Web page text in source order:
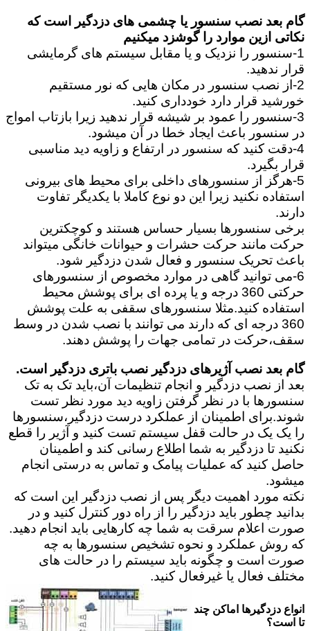
گام بعد نصب سنسور یا چشمی های دزدگیر است که
نکاتی ازین موارد را گوشزد میکنیم
1-سنسور را نزدیک و یا مقابل سیستم های گرمایشی
قرار ندهید.
2-از نصب سنسور در مکان هایی که نور مستقیم
خورشید قرار دارد خودداری کنید.
3-سنسور را عمود بر شیشه قرار ندهید زیرا بازتاب امواج
در سنسور باعث ایجاد خطا در آن میشود.
4-دقت کنید که سنسور در ارتفاع و زاویه دید مناسبی
قرار بگیرد.
5-هرگز از سنسورهای داخلی برای محیط های بیرونی
استفاده نکنید زیرا این دو نوع کاملا با یکدیگر تفاوت
دارند.
برخی سنسورها بسیار حساس هستند و کوچکترین
حرکت مانند حرکت حشرات و حیوانات خانگی میتواند
باعث تحریک سنسور و فعال شدن دزدگیر شود.
6-می توانید گاهی در موارد مخصوص از سنسورهای
حرکتی 360 درجه و یا پرده ای برای پوشش محیط
استفاده کنید.مثلا سنسورهای سقفی به علت پوشش
360 درجه ای که دارند می توانند با نصب شدن در وسط
سقف،حرکت در تمامی جهات را پوشش دهند.
گام بعد نصب آژیرهای دزدگیر نصب باتری دزدگیر است.
بعد از نصب دزدگیر و انجام تنظیمات آن،باید تک به تک
سنسورها با در نظر گرفتن زاویه دید مورد نظر تست
شوند.برای اطمینان از عملکرد درست دزدگیر،سنسورها
را یک یک در حالت قفل سیستم تست کنید و آژیر را قطع
نکنید تا دزدگیر به شما اطلاع رسانی کند و اطمینان
حاصل کنید که عملیات پیامک و تماس به درستی انجام
میشود.
نکته مورد اهمیت دیگر پس از نصب دزدگیر این است که
بدانید چطور باید دزدگیر را از راه دور کنترل کنید و در
صورت اعلام سرقت به شما چه کارهایی باید انجام دهید.
که روش عملکرد و نحوه تشخیص سنسورها به چه
صورت است و چگونه باید سیستم را در حالت های
مختلف فعال یا غیرفعال کنید.
انواع دزدگیرها اماکن چند
تا است؟